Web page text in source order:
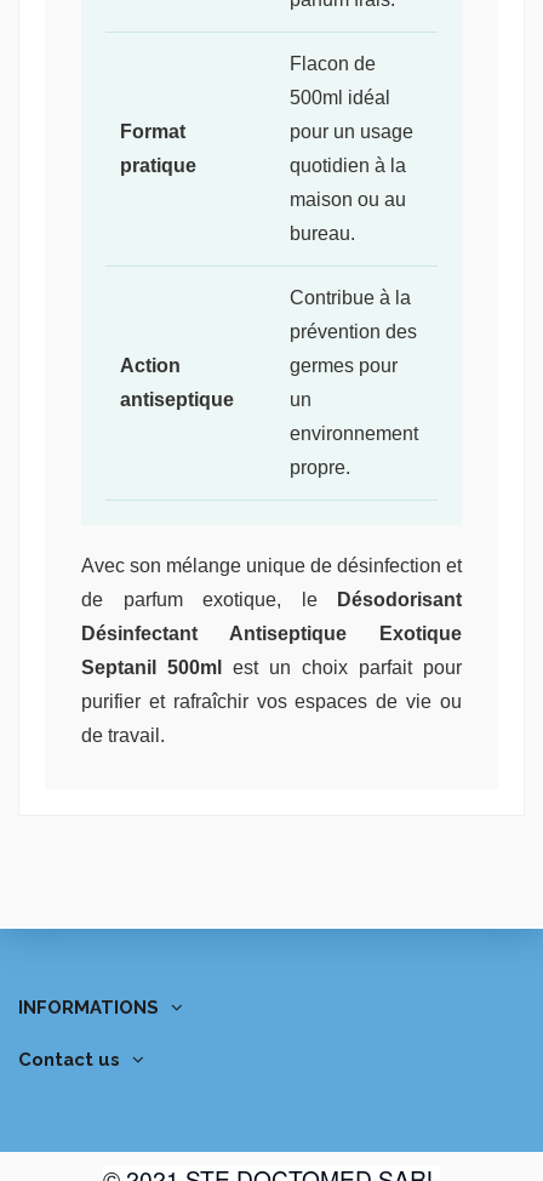
Format
pratique
Flacon de
500ml idéal
pour un usage
quotidien à la
maison ou au
bureau.
Action
antiseptique
Contribue à la
prévention des
germes pour
un
environnement
propre.
Avec son mélange unique de désinfection et
de parfum exotique, le
Désodorisant
Désinfectant Antiseptique Exotique
Septanil 500ml
est un choix parfait pour
purifier et rafraîchir vos espaces de vie ou
de travail.
INFORMATIONS
Contact us